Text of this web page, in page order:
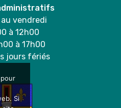
vendredi
à 12h00
à 17h00
jours fériés
Si